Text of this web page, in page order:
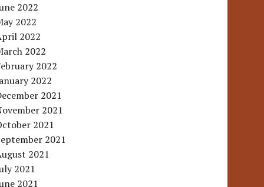
2022
2022
2022
2022
2022
2022
2021
2021
2021
2021
2021
2021
2021